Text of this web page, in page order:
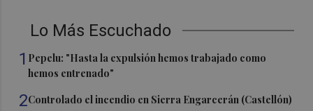
Lo Más Escuchado
1 Pepelu: "Hasta la expulsión hemos trabajado como
hemos entrenado"
2Controlado el incendio en Sierra Engarcerán (Castellón)